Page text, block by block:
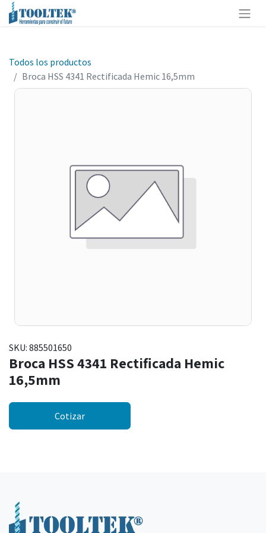
Todos los productos
Broca HSS 4341 Rectificada Hemic 16,5mm
SKU: 885501650
Broca HSS 4341 Rectificada Hemic
16,5mm
Cotizar